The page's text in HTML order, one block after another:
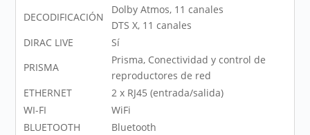
DECODIFICACIÓN
Dolby Atmos, 11 canales
DTS X, 11 canales
DIRAC LIVE
Sí
PRISMA
Prisma, Conectividad y control de
reproductores de red
ETHERNET
2 x RJ45 (entrada/salida)
WI-FI
WiFi
BLUETOOTH
Bluetooth